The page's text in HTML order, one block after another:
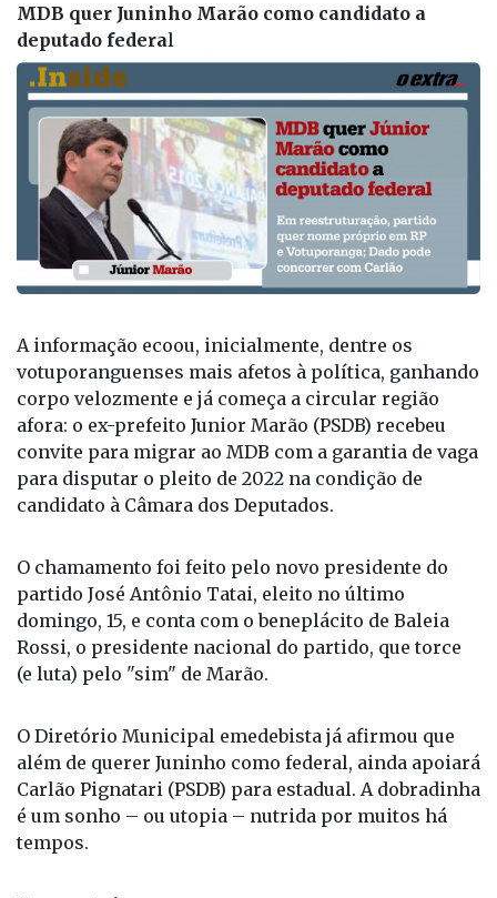
MDB quer Juninho Marão como candidato a
deputado federal
A informação ecoou, inicialmente, dentre os
votuporanguenses mais afetos à política, ganhando
corpo velozmente e já começa a circular região
afora: o ex-prefeito Junior Marão (PSDB) recebeu
convite para migrar ao MDB com a garantia de vaga
para disputar o pleito de 2022 na condição de
candidato à Câmara dos Deputados.
O chamamento foi feito pelo novo presidente do
partido José Antônio Tatai, eleito no último
domingo, 15, e conta com o beneplácito de Baleia
Rossi, o presidente nacional do partido, que torce
(e luta) pelo "sim" de Marão.
O Diretório Municipal emedebista já afirmou que
além de querer Juninho como federal, ainda apoiará
Carlão Pignatari (PSDB) para estadual. A dobradinha
é um sonho – ou utopia – nutrida por muitos há
tempos.